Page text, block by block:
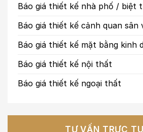
Báo giá thiết kế nhà phố / biệt
Báo giá thiết kế cảnh quan sân
Báo giá thiết kế mặt bằng kinh
Báo giá thiết kế nội thất
Báo giá thiết kế ngoại thất
TƯ VẤN TRỰC